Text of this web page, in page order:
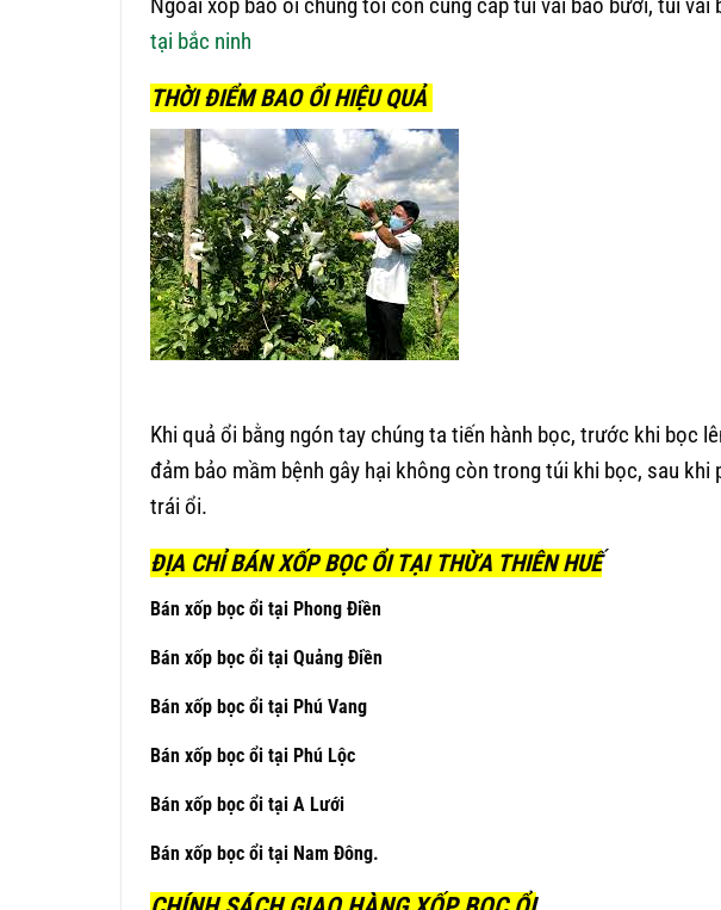
tại bắc ninh
THỜI ĐIỂM BAO ỔI HIỆU QUẢ
Khi quả ổi bằng ngón tay chúng ta tiến hành bọc, trước khi bọc
đảm bảo mầm bệnh gây hại không còn trong túi khi bọc, sau
trái ổi.
ĐỊA CHỈ BÁN XỐP BỌC ỔI TẠI THỪA THIÊN HUẾ
Bán xốp bọc ổi tại Phong Điền
Bán xốp bọc ổi tại Quảng Điền
Bán xốp bọc ổi tại Phú Vang
Bán xốp bọc ổi tại Phú Lộc
Bán xốp bọc ổi tại A Lưới
Bán xốp bọc ổi tại Nam Đông.